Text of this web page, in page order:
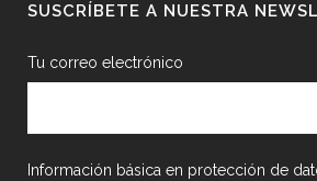
SUSCRÍBETE A NUESTRA
Tu correo electrónico
Información básica en protección de